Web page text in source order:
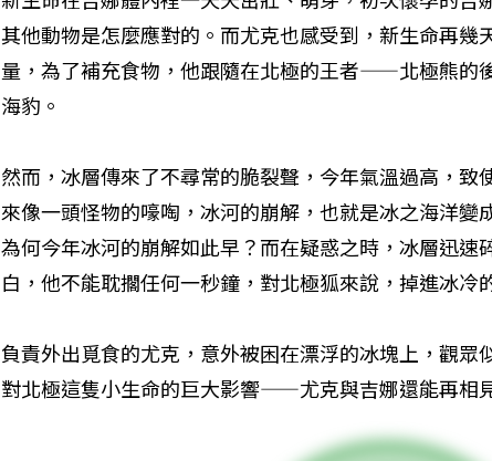
其他動物是怎麼應對的。而尤克也感受到，新生命再幾
量，為了補充食物，他跟隨在北極的王者——北極熊的
海豹。
然而，冰層傳來了不尋常的脆裂聲，今年氣溫過高，致
來像一頭怪物的嚎啕，冰河的崩解，也就是冰之海洋變
為何今年冰河的崩解如此早？而在疑惑之時，冰層迅速
白，他不能耽擱任何一秒鐘，對北極狐來說，掉進冰冷
負責外出覓食的尤克，意外被困在漂浮的冰塊上，觀眾
對北極這隻小生命的巨大影響——尤克與吉娜還能再相